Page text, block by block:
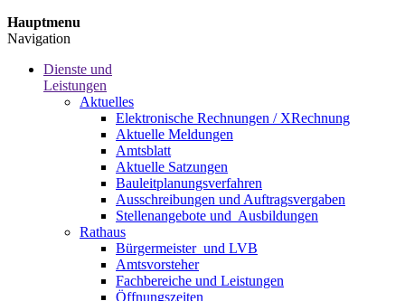
Hauptmenu
Navigation
Dienste und
Leistungen
Aktuelles
Elektronische Rechnungen / XRechnung
Aktuelle Meldungen
Amtsblatt
Aktuelle Satzungen
Bauleitplanungsverfahren
Ausschreibungen und Auftragsvergaben
Stellenangebote und ­­ Ausbildungen
Rathaus
Bürgermeister ­ und LVB
Amtsvorsteher
Fachbereiche und Leistungen
Öffnungszeiten